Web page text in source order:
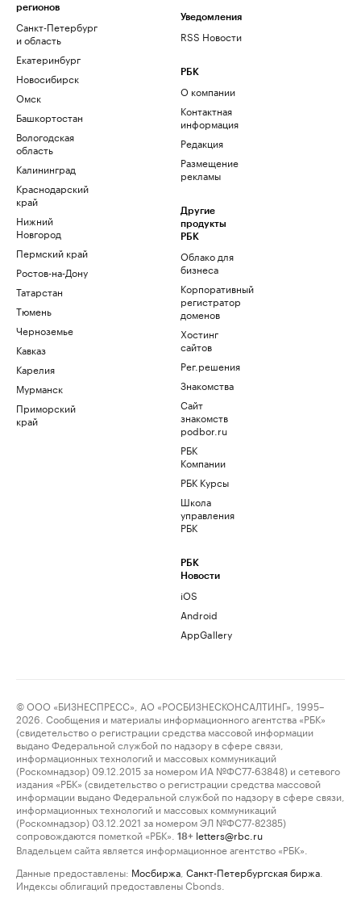
регионов
Санкт-Петербург
и область
Екатеринбург
Новосибирск
Омск
Башкортостан
Вологодская
область
Калининград
Краснодарский
край
Нижний
Новгород
Пермский край
Ростов-на-Дону
Татарстан
Тюмень
Черноземье
Кавказ
Карелия
Мурманск
Приморский
край
Уведомления
RSS Новости
РБК
О компании
Контактная
информация
Редакция
Размещение
рекламы
Другие
продукты
РБК
Облако для
бизнеса
Корпоративный
регистратор
доменов
Хостинг
сайтов
Рег.решения
Знакомства
Сайт
знакомств
podbor.ru
РБК
Компании
РБК Курсы
Школа
управления
РБК
РБК
Новости
iOS
Android
AppGallery
© ООО «БИЗНЕСПРЕСС», АО «РОСБИЗНЕСКОНСАЛТИНГ», 1995–
2026. Сообщения и материалы информационного агентства «РБК»
(свидетельство о регистрации средства массовой информации
выдано Федеральной службой по надзору в сфере связи,
информационных технологий и массовых коммуникаций
(Роскомнадзор) 09.12.2015 за номером ИА №ФС77-63848) и сетевого
издания «РБК» (свидетельство о регистрации средства массовой
информации выдано Федеральной службой по надзору в сфере связи,
информационных технологий и массовых коммуникаций
(Роскомнадзор) 03.12.2021 за номером ЭЛ №ФС77-82385)
сопровождаются пометкой «РБК».
18+ letters@rbc.ru
Владельцем сайта является информационное агентство «РБК».
Данные предоставлены: Мосбиржа Санкт-Петербургская биржа
Индексы облигаций предоставлены Cbonds.